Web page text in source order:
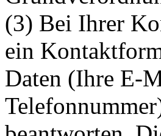
(3) Bei Ihrer
ein
Daten (Ihre E-